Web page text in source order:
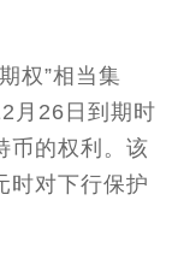
权”相当集
月26日到期时
币的权利。该
时对下行保护